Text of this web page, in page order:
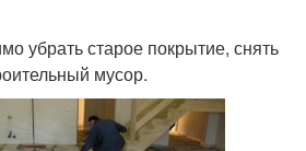
убрать старое покрытие, снять
мусор.